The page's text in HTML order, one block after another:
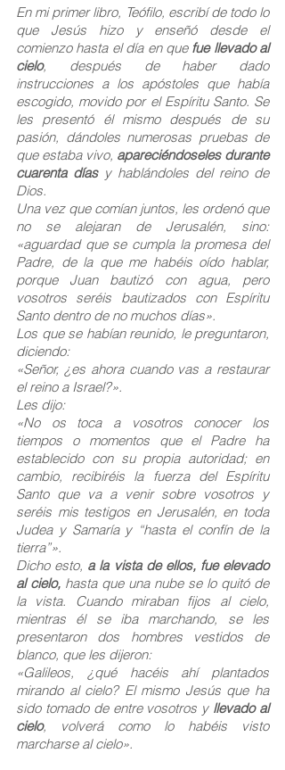
En mi primer libro, Teófilo, escribí de todo lo
que Jesús hizo y enseñó desde el
comienzo hasta el día en que fue llevado al
cielo, después de haber dado
instrucciones a los apóstoles que había
escogido, movido por el Espíritu Santo. Se
les presentó él mismo después de su
pasión, dándoles numerosas pruebas de
que estaba vivo, apareciéndoseles durante
cuarenta días y hablándoles del reino de
Dios.
Una vez que comían juntos, les ordenó que
no se alejaran de Jerusalén, sino:
«aguardad que se cumpla la promesa del
Padre, de la que me habéis oído hablar,
porque Juan bautizó con agua, pero
vosotros seréis bautizados con Espíritu
Santo dentro de no muchos días».
Los que se habían reunido, le preguntaron,
diciendo:
«Señor, ¿es ahora cuando vas a restaurar
el reino a Israel?».
Les dijo:
«No os toca a vosotros conocer los
tiempos o momentos que el Padre ha
establecido con su propia autoridad; en
cambio, recibiréis la fuerza del Espíritu
Santo que va a venir sobre vosotros y
seréis mis testigos en Jerusalén, en toda
Judea y Samaría y “hasta el confín de la
tierra”».
Dicho esto, a la vista de ellos, fue elevado
al cielo, hasta que una nube se lo quitó de
la vista. Cuando miraban fijos al cielo,
mientras él se iba marchando, se les
presentaron dos hombres vestidos de
blanco, que les dijeron:
«Galileos, ¿qué hacéis ahí plantados
mirando al cielo? El mismo Jesús que ha
sido tomado de entre vosotros y llevado al
cielo, volverá como lo habéis visto
marcharse al cielo».